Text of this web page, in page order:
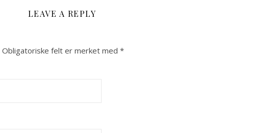
LEAVE A REPLY
Obligatoriske felt er merket med *